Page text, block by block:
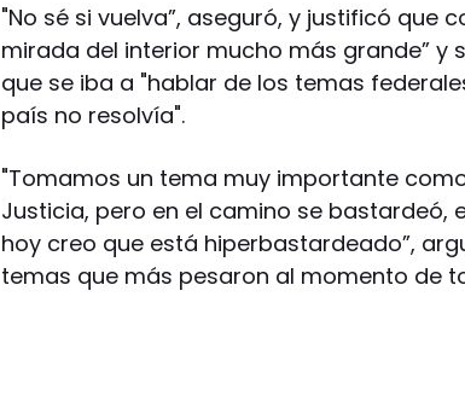
"No sé si vuelva”, aseguró, y justificó que
mirada del interior mucho más grande” y
que se iba a "hablar de los temas
país no resolvía".
"Tomamos un tema muy importante
Justicia, pero en el camino se bastardeó,
hoy creo que está hiperbastardeado”,
temas que más pesaron al momento de